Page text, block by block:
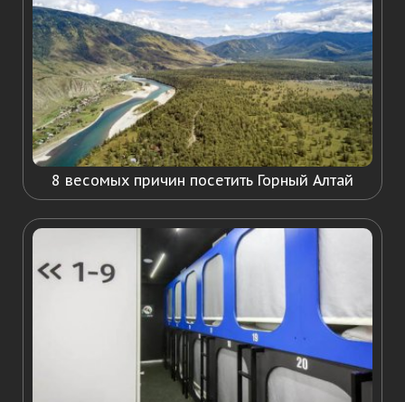
8 весомых причин посетить Горный Алтай